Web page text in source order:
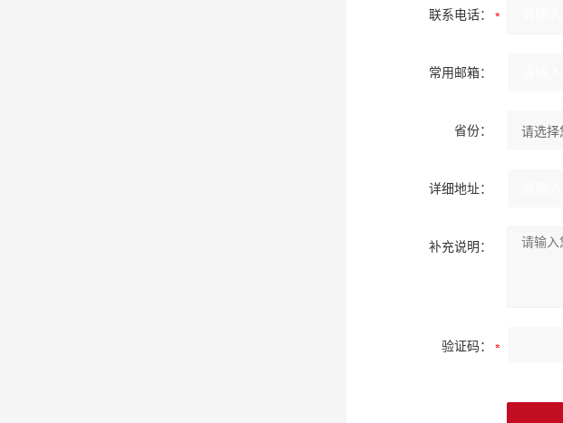
联系电话：
常用邮箱：
省份：
详细地址：
补充说明：
验证码：